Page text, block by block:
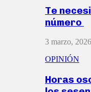
Te
número
3 marzo, 2026
OPINIÓN
Horas